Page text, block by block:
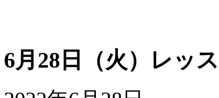
6月28日（火）レッ